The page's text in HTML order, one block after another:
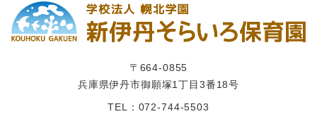
〒664-0855
兵庫県伊丹市御願塚1丁⽬3番18号
TEL：072-744-5503